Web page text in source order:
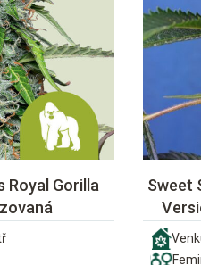
Royal Gorilla
Sweet